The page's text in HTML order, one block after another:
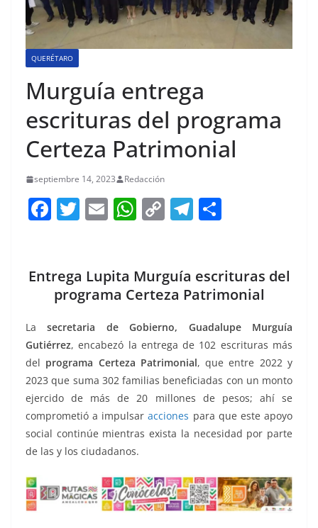
QUERÉTARO
Murguía entrega
escrituras del programa
Certeza Patrimonial
septiembre 14, 2023 Redacción
F
e
b
o
o
k
T
er
E
l
W
s
A
p
p
C
y
Li
n
k
T
gr
a
m
e
Entrega Lupita Murguía escrituras del
programa Certeza Patrimonial
La secretaria de Gobierno, Guadalupe Murguía
Gutiérrez, encabezó la entrega de 102 escrituras más
del programa Certeza Patrimonial, que entre 2022 y
2023 que suma 302 familias beneficiadas con un monto
ejercido de más de 20 millones de pesos; ahí se
comprometió a impulsaracciones para que este apoyo
social continúe mientras exista la necesidad por parte
de las y los ciudadanos.